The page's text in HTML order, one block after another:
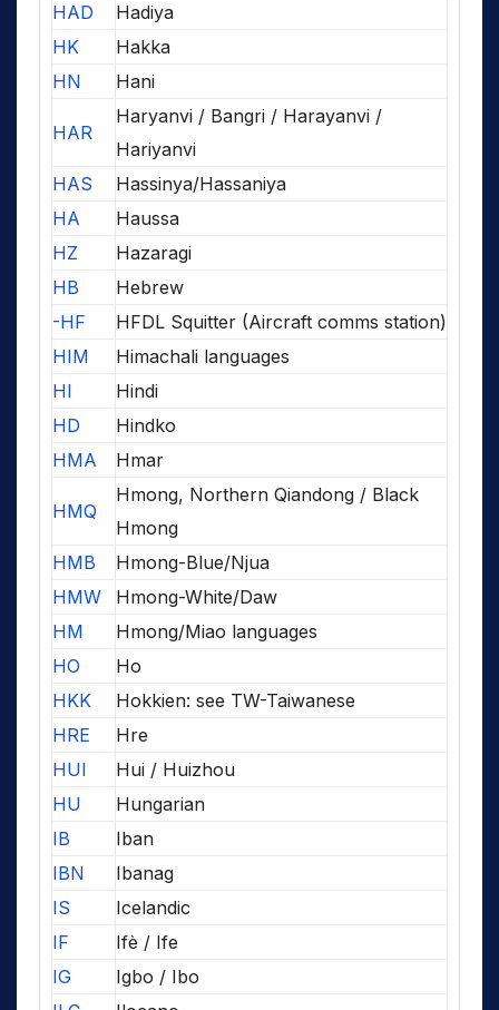
HAD
Hadiya
HK
Hakka
HN
Hani
HAR
Haryanvi / Bangri / Harayanvi /
Hariyanvi
HAS
Hassinya/Hassaniya
HA
Haussa
HZ
Hazaragi
HB
Hebrew
-HF
HFDL Squitter (Aircraft comms station)
HIM
Himachali languages
HI
Hindi
HD
Hindko
HMA
Hmar
HMQ
Hmong, Northern Qiandong / Black
Hmong
HMB
Hmong-Blue/Njua
HMW
Hmong-White/Daw
HM
Hmong/Miao languages
HO
Ho
HKK
Hokkien: see TW-Taiwanese
HRE
Hre
HUI
Hui / Huizhou
HU
Hungarian
IB
Iban
IBN
Ibanag
IS
Icelandic
IF
Ifè / Ife
IG
Igbo / Ibo